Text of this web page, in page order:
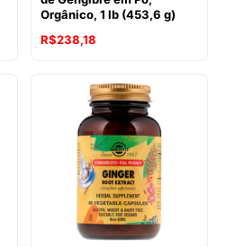
Orgânico, 1 lb (453,6 g)
R$238,18